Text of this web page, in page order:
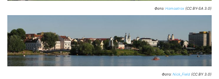
Фото: Homoatrox (CC BY-SA 3.0)
Фото: Nick_Field (CC BY 3.0)